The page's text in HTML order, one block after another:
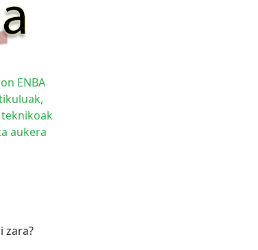
ENBA
aukera
zara?